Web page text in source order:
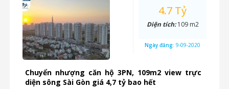
Chuyển nhượng căn hộ 3PN, 109m2 view trực
diện sông Sài Gòn giá 4,7 tỷ bao hết
4.7 Tỷ
Diện tích:109 m2
Ngày đăng: 9-09-2020